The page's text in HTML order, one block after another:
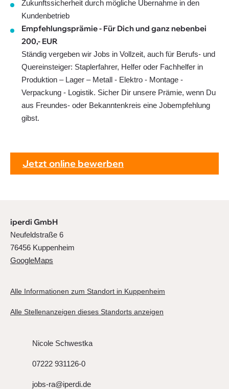
Zukunftssicherheit durch mögliche Übernahme in den
Kundenbetrieb
Empfehlungsprämie - Für Dich und ganz nebenbei
200,- EUR
Ständig vergeben wir Jobs in Vollzeit, auch für Berufs- und
Quereinsteiger: Staplerfahrer, Helfer oder Fachhelfer in
Produktion – Lager – Metall - Elektro - Montage -
Verpackung - Logistik. Sicher Dir unsere Prämie, wenn Du
aus Freundes- oder Bekanntenkreis eine Jobempfehlung
gibst.
Jetzt online bewerben
iperdi GmbH
Neufeldstraße 6
76456 Kuppenheim
GoogleMaps
Alle Informationen zum Standort in Kuppenheim
Alle Stellenanzeigen dieses Standorts anzeigen
Nicole Schwestka
07222 931126-0
jobs-ra@iperdi.de